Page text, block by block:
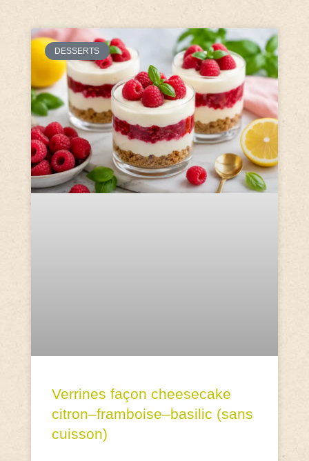
DESSERTS
Verrines façon cheesecake
citron–framboise–basilic (sans
cuisson)